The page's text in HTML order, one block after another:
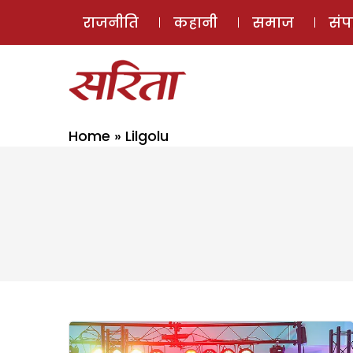
राजनीति कहानी समाज
Home » Lilgolu